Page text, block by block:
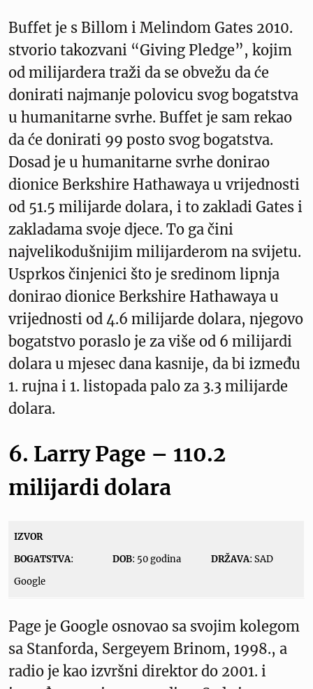
Buffet je s Billom i Melindom Gates 2010.
stvorio takozvani “Giving Pledge”, kojim
od milijardera traži da se obvežu da će
donirati najmanje polovicu svog bogatstva
u humanitarne svrhe. Buffet je sam rekao
da će donirati 99 posto svog bogatstva.
Dosad je u humanitarne svrhe donirao
dionice Berkshire Hathawaya u vrijednosti
od 51.5 milijarde dolara, i to zakladi Gates i
zakladama svoje djece. To ga čini
najvelikodušnijim milijarderom na svijetu.
Usprkos činjenici što je sredinom lipnja
donirao dionice Berkshire Hathawaya u
vrijednosti od 4.6 milijarde dolara, njegovo
bogatstvo poraslo je za više od 6 milijardi
dolara u mjesec dana kasnije, da bi između
1. rujna i 1. listopada palo za 3.3 milijarde
dolara.
6. Larry Page – 110.2
milijardi dolara
IZVOR
BOGATSTVA:
Google
DOB: 50 godina DRŽAVA: SAD
Page je Google osnovao sa svojim kolegom
sa Stanforda, Sergeyem Brinom, 1998., a
radio je kao izvršni direktor do 2001. i